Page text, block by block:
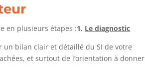
en plusieurs étapes :1. Le diagnostic
un bilan clair et détaillé du SI de votre
et surtout de l’orientation à donner